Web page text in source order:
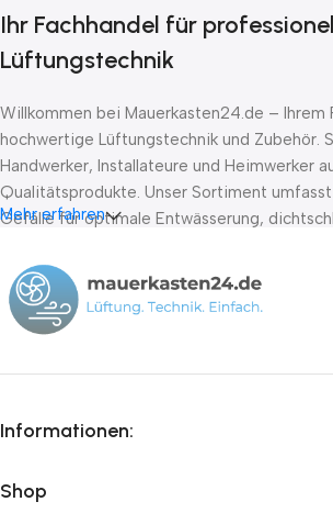
Ihr Fachhandel für
Lüftungstechnik
Willkommen bei Mauerkasten24.de – Ihrem
hochwertige Lüftungstechnik und Zubehör.
Handwerker, Installateure und Heimwerker
Qualitätsprodukte. Unser Sortiment
Gefälle für optimale Entwässerung,
von führenden Herstellern wie Belimo,
bieten Ihnen schnelle Lieferung innerhalb
kompetente Fachberatung und faire Preise.
Mehr erfahren
Informationen:
Shop